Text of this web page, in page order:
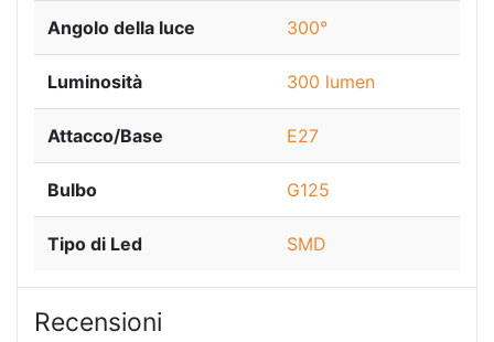
Angolo della luce 300°
Luminosità 300 lumen
Attacco/Base E27
Bulbo G125
Tipo di Led SMD
Recensioni